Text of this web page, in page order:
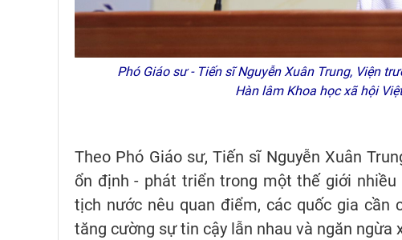
Phó Giáo sư - Tiến sĩ Nguyễn Xuân Trung, Viện
Hàn lâm Khoa học xã hội
Theo Phó Giáo sư, Tiến sĩ Nguyễn Xuân
ổn định - phát triển trong một thế giới nhiều
tịch nước nêu quan điểm, các quốc gia
tăng cường sự tin cậy lẫn nhau và ngăn ngừa